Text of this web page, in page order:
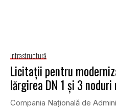
Infrastructură
Licitații pentru
lărgirea DN 1 și 3
Compania Națională de